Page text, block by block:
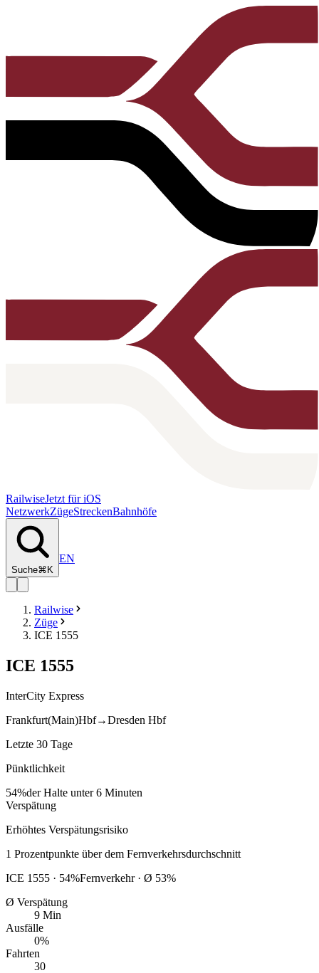
RailwiseJetzt für iOS
NetzwerkZügeStreckenBahnhöfe
Suche⌘K
EN
Railwise
Züge
ICE 1555
ICE 1555
InterCity Express
Frankfurt(Main)Hbf→Dresden Hbf
Letzte 30 Tage
Pünktlichkeit
54%der Halte unter 6 Minuten
Verspätung
Erhöhtes Verspätungsrisiko
1 Prozentpunkte über dem Fernverkehrsdurchschnitt
ICE 1555 · 54%Fernverkehr · Ø 53%
Ø Verspätung
9 Min
Ausfälle
0%
Fahrten
30